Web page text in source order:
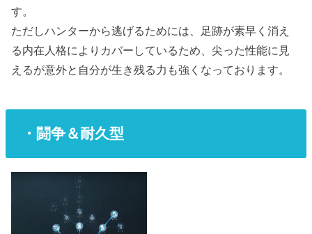
す。
ただしハンターから逃げるためには、足跡が素早く消え
る内在人格によりカバーしているため、尖った性能に見
えるが意外と自分が生き残る力も強くなっております。
・闘争＆耐久型